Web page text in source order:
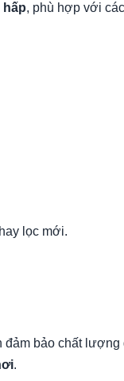
, phù hợp với
lọc mới.
đảm bảo chất lượng
.